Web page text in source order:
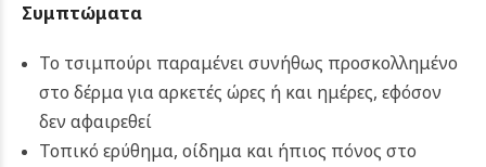
Συμπτώματα
Το τσιμπούρι παραμένει συνήθως προσκολλημένο
στο δέρμα για αρκετές ώρες ή και ημέρες, εφόσον
δεν αφαιρεθεί
Τοπικό ερύθημα, οίδημα και ήπιος πόνος στο